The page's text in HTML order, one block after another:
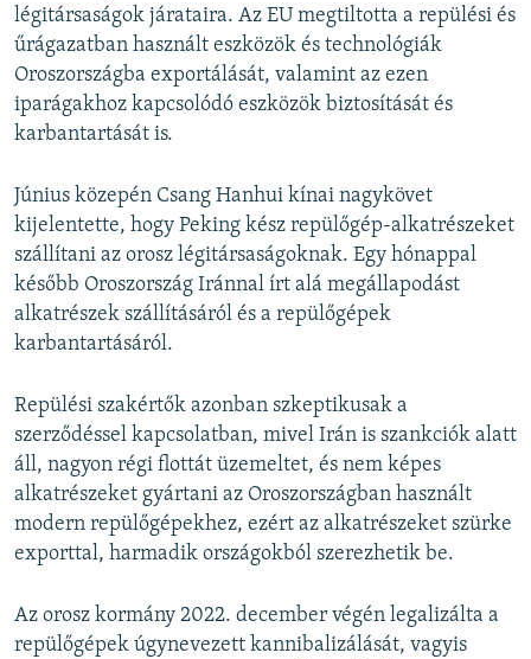
légitársaságok járataira. Az EU megtiltotta a repülési és
űrágazatban használt eszközök és technológiák
Oroszországba exportálását, valamint az ezen
iparágakhoz kapcsolódó eszközök biztosítását és
karbantartását is.
Június közepén Csang Hanhui kínai nagykövet
kijelentette, hogy Peking kész repülőgép-alkatrészeket
szállítani az orosz légitársaságoknak. Egy hónappal
később Oroszország Iránnal írt alá megállapodást
alkatrészek szállításáról és a repülőgépek
karbantartásáról.
Repülési szakértők azonban szkeptikusak a
szerződéssel kapcsolatban, mivel Irán is szankciók alatt
áll, nagyon régi flottát üzemeltet, és nem képes
alkatrészeket gyártani az Oroszországban használt
modern repülőgépekhez, ezért az alkatrészeket szürke
exporttal, harmadik országokból szerezhetik be.
Az orosz kormány 2022. december végén legalizálta a
repülőgépek úgynevezett kannibalizálását, vagyis